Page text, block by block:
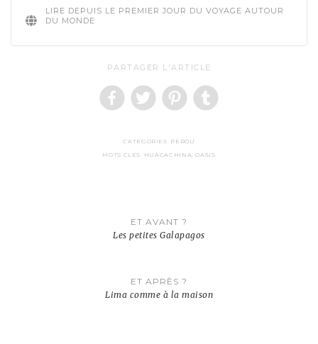
LIRE DEPUIS LE PREMIER JOUR DU VOYAGE AUTOUR
DU MONDE
PARTAGER L'ARTICLE
CATÉGORIES PÉROU
MOTS CLÉS
HUACACHINA,OASIS
ET AVANT ?
Les petites Galapagos
ET APRÈS ?
Lima comme à la maison